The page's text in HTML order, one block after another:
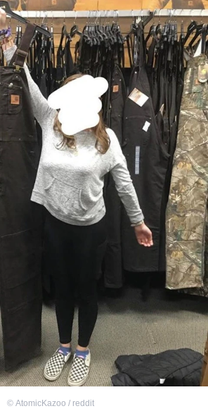
© AtomicKazoo / reddit